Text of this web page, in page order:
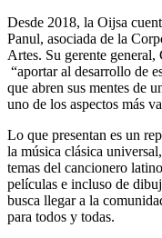
Desde 2018, la Oijsa
Panul, asociada de la
Artes. Su gerente
“aportar al desarrollo de
que abren sus mentes de
uno de los aspectos más
Lo que presentan es un
la música clásica
temas del cancionero
películas e incluso de
busca llegar a la
para todos y todas.